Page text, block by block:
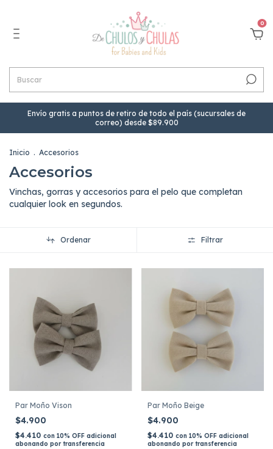
0
Envío gratis a puntos de retiro de todo el país (sucursales de
correo) desde $89.900
Inicio . Accesorios
Accesorios
Vinchas, gorras y accesorios para el pelo que completan
cualquier look en segundos.
Ordenar Filtrar
Par Moño Vison
$4.900
$4.410 con 10% OFF adicional
abonando por transferencia
Par Moño Beige
$4.900
$4.410 con 10% OFF adicional
abonando por transferencia